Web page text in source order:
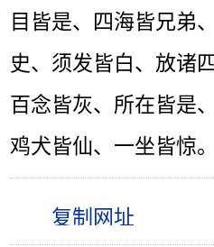
目皆是、四海皆兄弟
史、须发皆白、放诸
百念皆灰、所在皆是
鸡犬皆仙、一坐皆惊。